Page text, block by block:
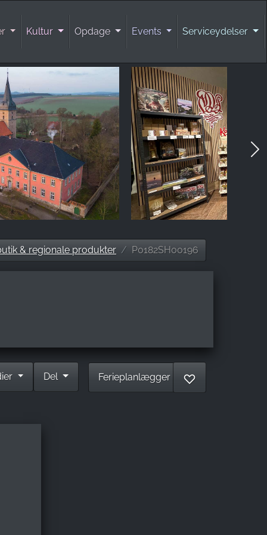
Kultur Opdage Events Serviceydelser
& regionale produkter P0182SH00196
Ferieplanlægger ♡
Del